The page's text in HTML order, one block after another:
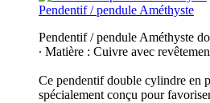
Pendentif / pendule Améthyste
Pendentif / pendule Améthyste
∙ Matière : Cuivre avec
Ce pendentif double cylindre en
spécialement conçu pour